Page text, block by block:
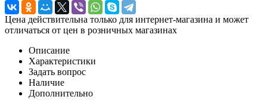
Цена действительна только для интернет-магазина и может
отличаться от цен в розничных магазинах
Описание
Характеристики
Задать вопрос
Наличие
Дополнительно